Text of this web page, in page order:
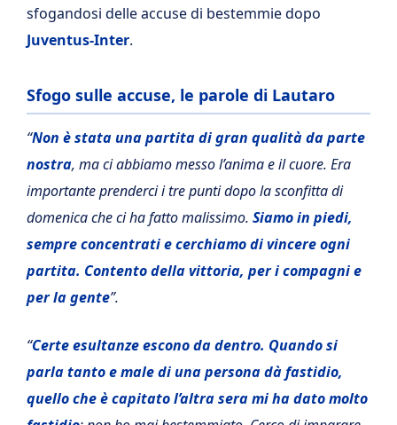
sfogandosi delle accuse di bestemmie dopo
Juventus-Inter.
Sfogo sulle accuse, le parole di Lautaro
“Non è stata una partita di gran qualità da parte
nostra, ma ci abbiamo messo l’anima e il cuore. Era
importante prenderci i tre punti dopo la sconfitta di
domenica che ci ha fatto malissimo. Siamo in piedi,
sempre concentrati e cerchiamo di vincere ogni
partita. Contento della vittoria, per i compagni e
per la gente”.
“Certe esultanze escono da dentro. Quando si
parla tanto e male di una persona dà fastidio,
quello che è capitato l’altra sera mi ha dato molto